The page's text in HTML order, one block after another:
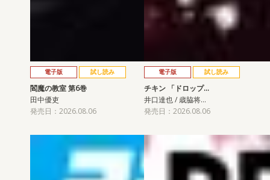
電子版 試し読み
閻魔の教室 第6巻
田中優吏
発売日：2026.08.06
電子版 試し読み
チキン 「ドロップ…
井口達也 / 歳脇将…
発売日：2026.08.06